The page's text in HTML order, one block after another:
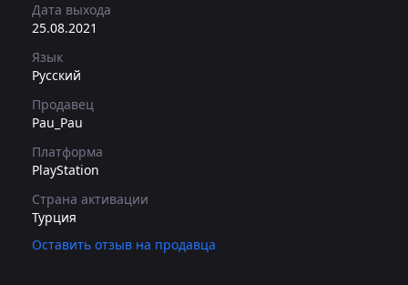
Дата выхода
25.08.2021
Язык
Русский
Продавец
Pau_Pau
Платформа
PlayStation
Страна активации
Турция
Оставить отзыв на продавца